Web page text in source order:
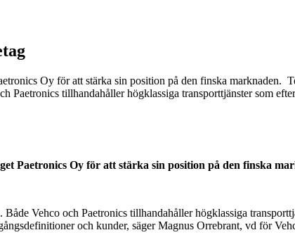
Oy för att stärka sin position på den finska
Paetronics tillhandahåller högklassiga transporttjänster som
Paetronics Oy för att stärka sin position på den finska
Vehco och Paetronics tillhandahåller högklassiga
och kunder, säger Magnus Orrebrant, vd för